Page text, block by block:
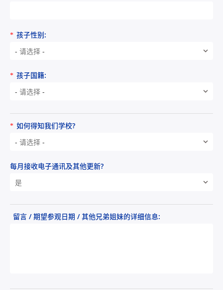
* 孩子性别:
- 请选择 -
* 孩子国籍:
- 请选择 -
* 如何得知我们学校?
- 请选择 -
每月接收电子通讯及其他更新?
是
留言 / 期望参观日期 / 其他兄弟姐妹的详细信息: